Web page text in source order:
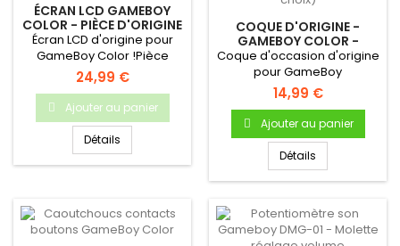
ÉCRAN LCD GAMEBOY
COLOR - PIÈCE D'ORIGINE
(OCCASION)
Écran LCD d'origine pour
GameBoy Color !Pièce
d'origine Nintendo
Occasion...
24,99 €
Ajouter au panier
Détails
COQUE D'ORIGINE -
GAMEBOY COLOR -
OCASSION (COULEUR AU
CHOIX)
Coque d'occasion d'origine
pour GameBoy
ColorDémontée sur une
console...
14,99 €
Ajouter au panier
Détails